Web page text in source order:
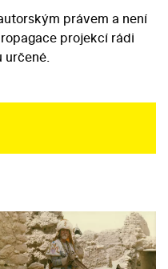
právem a není
projekcí rádi
určené.